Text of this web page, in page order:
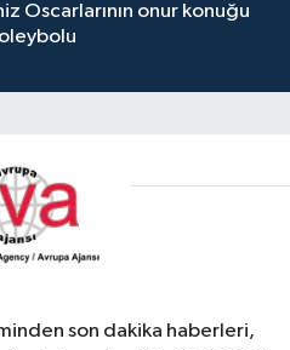
Oscarlarının onur konuğu
son dakika haberleri,